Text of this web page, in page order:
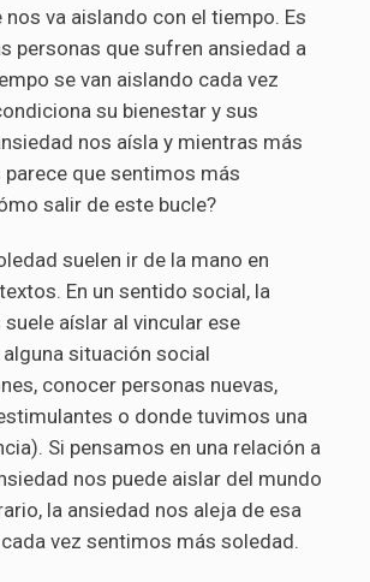
va aislando con el tiempo. Es
personas que sufren ansiedad a
se van aislando cada vez
su bienestar y sus
nos aísla y mientras más
que sentimos más
salir de este bucle?
suelen ir de la mano en
En un sentido social, la
aíslar al vincular ese
situación social
conocer personas nuevas,
o donde tuvimos una
Si pensamos en una relación a
nos puede aislar del mundo
la ansiedad nos aleja de esa
vez sentimos más soledad.